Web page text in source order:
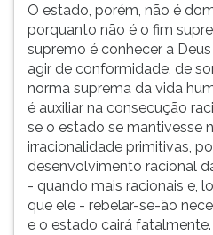
O estado, porém, não é
porquanto não é o fim
supremo é conhecer a
agir de conformidade, de
norma suprema da vida
é auxiliar na consecução
se o estado se mantivesse
irracionalidade primitivas,
desenvolvimento racional
- quando mais racionais e,
que ele - rebelar-se-ão
e o estado cairá